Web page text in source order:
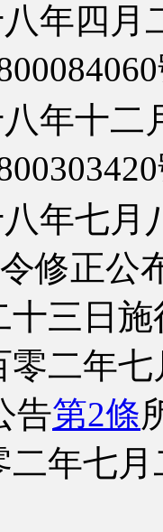
年四月
年十二
年七月
修正公
十三日施
二年七
告第2條
年七